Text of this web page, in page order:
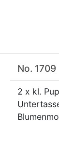
No. 1709
2 x kl.